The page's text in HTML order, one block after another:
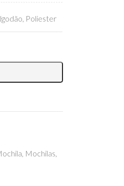
Poliester
, Mochilas,